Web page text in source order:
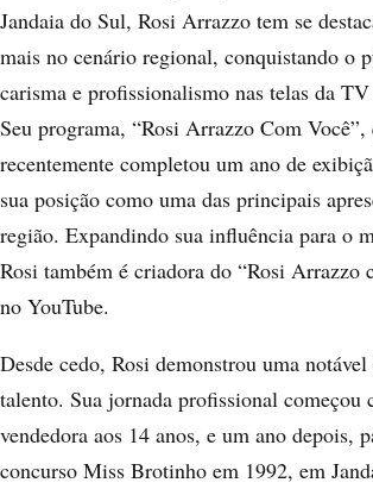
Jandaia do Sul, Rosi Arrazzo tem se
mais no cenário regional, conquistando o
carisma e profissionalismo nas telas da
Seu programa, “Rosi Arrazzo Com Você”,
recentemente completou um ano de
sua posição como uma das principais
região. Expandindo sua influência para o
Rosi também é criadora do “Rosi Arrazzo
no YouTube.
Desde cedo, Rosi demonstrou uma
talento. Sua jornada profissional começou
vendedora aos 14 anos, e um ano depois,
concurso Miss Brotinho em 1992, em